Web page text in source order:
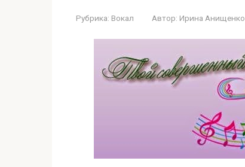
Рубрика: Вокал Автор: Ирина Анищенко